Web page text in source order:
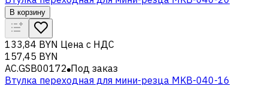
В корзину
133,84 BYN Цена с НДС
157,45 BYN
AC.GSB00172 Под заказ
Втулка переходная для мини-резца MKB-040-16